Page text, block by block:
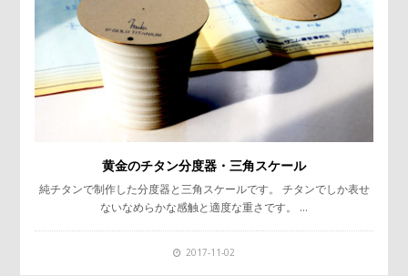
黄金のチタン分度器・三角スケール
純チタンで制作した分度器と三角スケールです。 チタンでしか表せ
ないなめらかな感触と適度な重さです。 …
2017-11-02